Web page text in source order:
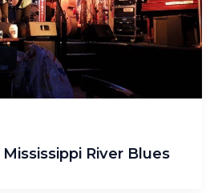
Mississippi River Blues